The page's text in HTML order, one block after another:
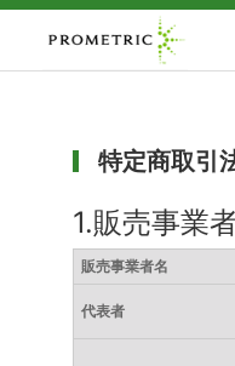
特定商取引
1.販売事業
販売事業者名
代表者